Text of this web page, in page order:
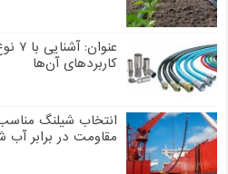
کاربردهای آن‌ها
انتخاب شیلنگ
مقاومت در برابر آب